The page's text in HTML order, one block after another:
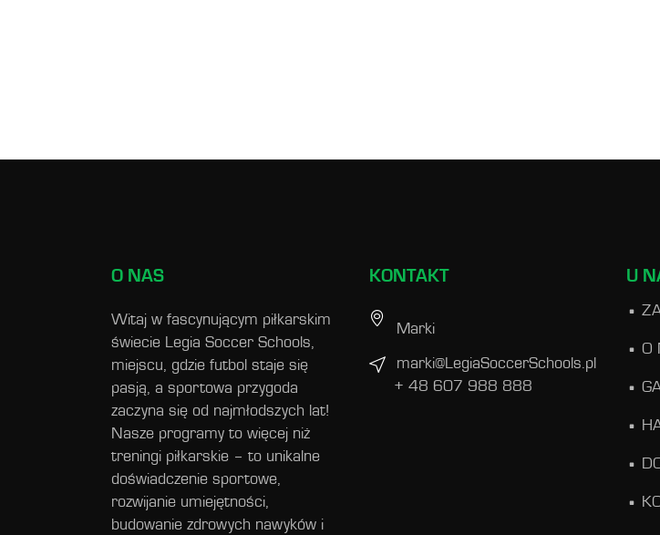
O NAS
Witaj w fascynującym piłkarskim
świecie Legia Soccer Schools,
miejscu, gdzie futbol staje się
pasją, a sportowa przygoda
zaczyna się od najmłodszych lat!
Nasze programy to więcej niż
treningi piłkarskie – to unikalne
doświadczenie sportowe,
rozwijanie umiejętności,
budowanie zdrowych nawyków i
KONTAKT
Marki
marki@LegiaSoccerSchools.pl
+ 48 607 988 888
U
O